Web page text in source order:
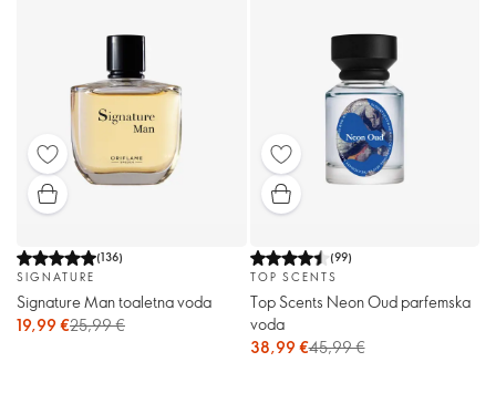
(136)
SIGNATURE
Signature Man toaletna voda
19,99 €25,99 €
(99)
TOP SCENTS
Top Scents Neon Oud parfemska
voda
38,99 €45,99 €